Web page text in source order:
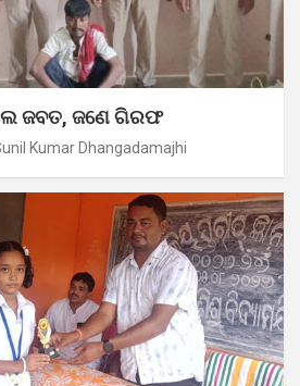
ଜବତ, ଜଣେ ଗିରଫ
Kumar Dhangadamajhi